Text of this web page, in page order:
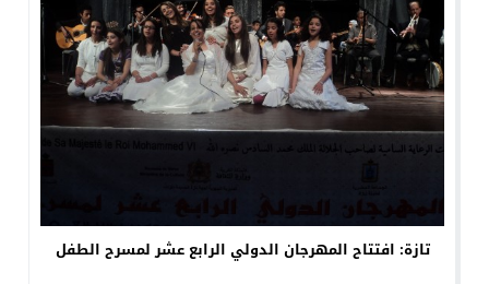
تازة: افتتاح المهرجان الدولي الرابع عشر لمسرح الطفل